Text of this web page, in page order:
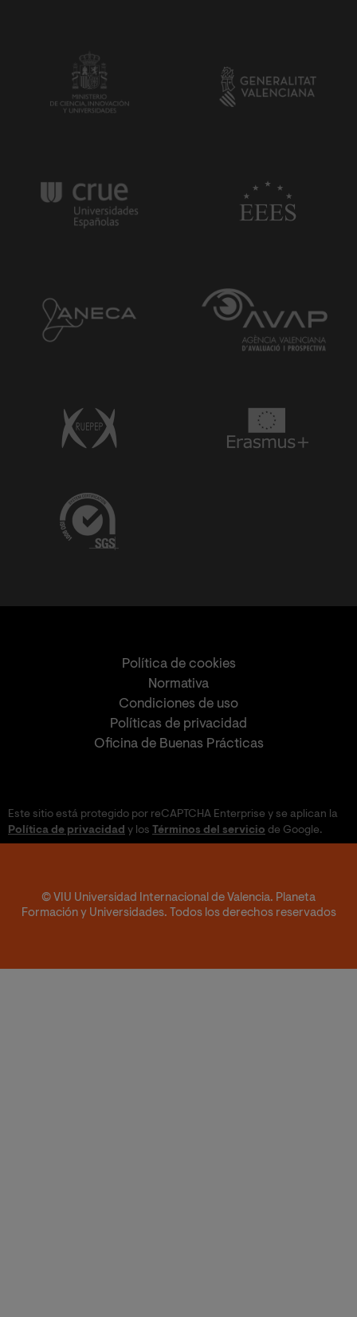
Política de cookies
Normativa
Condiciones de uso
Políticas de privacidad
Oficina de Buenas Prácticas
Este sitio está protegido por reCAPTCHA Enterprise y se aplican la
Política de privacidad y los Términos del servicio de Google.
© VIU Universidad Internacional de Valencia. Planeta
Formación y Universidades. Todos los derechos reservados